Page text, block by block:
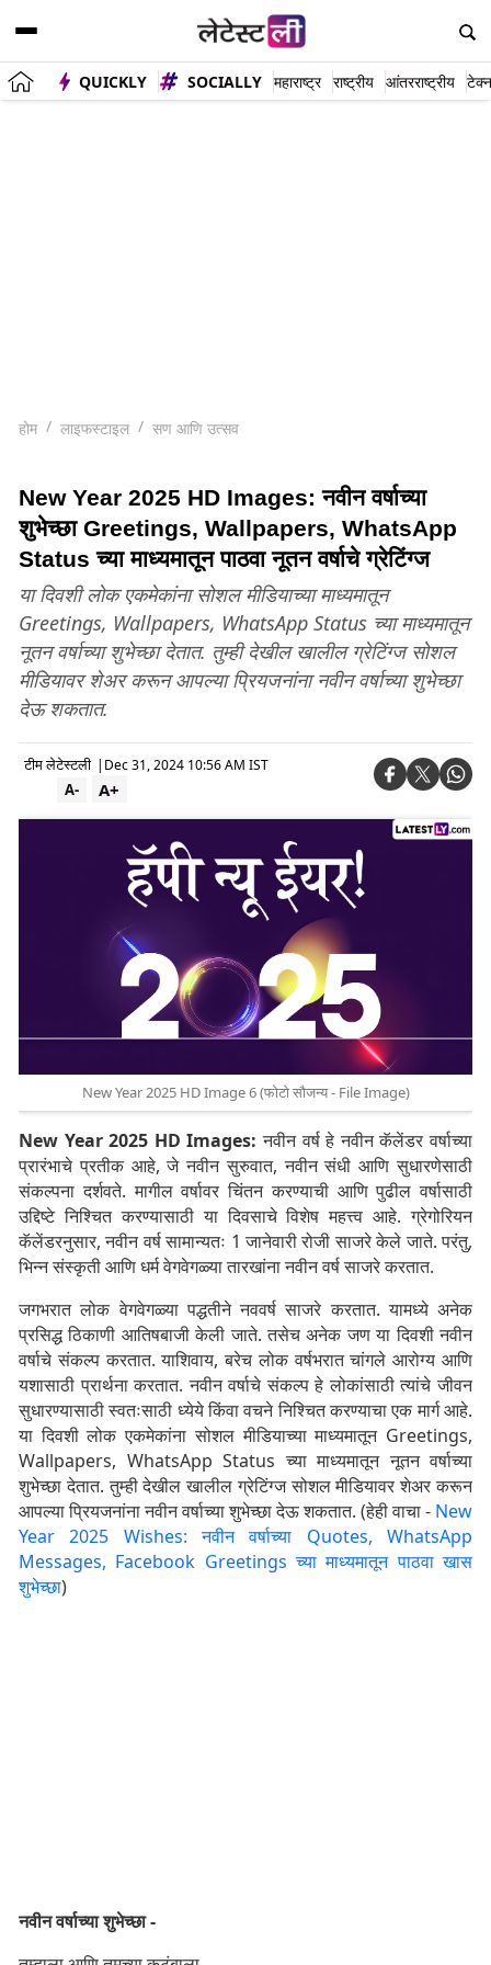
QUICKLY SOCIALLY महाराष्ट्र राष्ट्रीय आंतरराष्ट्रीय
होम लाइफस्टाइल सण आणि उत्सव
New Year 2025 HD Images: नवीन वर्षाच्या
शुभेच्छा Greetings, Wallpapers, WhatsApp
Status च्या माध्यमातून पाठवा नूतन वर्षाचे ग्रेटिंग्ज
या दिवशी लोक एकमेकांना सोशल मीडियाच्या माध्यमातून
Greetings, Wallpapers, WhatsApp Status च्या माध्यमातून
नूतन वर्षाच्या शुभेच्छा देतात. तुम्ही देखील खालील ग्रेटिंग्ज सोशल
मीडियावर शेअर करून आपल्या प्रियजनांना नवीन वर्षाच्या शुभेच्छा
देऊ शकतात.
टीम लेटेस्टली | Dec 31, 2024 10:56 AM IST
A+
A-
New Year 2025 HD Image 6 (फोटो सौजन्य - File Image)
New Year 2025 HD Images: नवीन वर्ष हे नवीन कॅलेंडर वर्षाच्या
प्रारंभाचे प्रतीक आहे, जे नवीन सुरुवात, नवीन संधी आणि सुधारणेसाठी
संकल्पना दर्शवते. मागील वर्षावर चिंतन करण्याची आणि पुढील वर्षासाठी
उद्दिष्टे निश्चित करण्यासाठी या दिवसाचे विशेष महत्त्व आहे. ग्रेगोरियन
कॅलेंडरनुसार, नवीन वर्ष सामान्यतः 1 जानेवारी रोजी साजरे केले जाते. परंतु,
भिन्न संस्कृती आणि धर्म वेगवेगळ्या तारखांना नवीन वर्ष साजरे करतात.
जगभरात लोक वेगवेगळ्या पद्धतीने नववर्ष साजरे करतात. यामध्ये अनेक
प्रसिद्ध ठिकाणी आतिषबाजी केली जाते. तसेच अनेक जण या दिवशी नवीन
वर्षाचे संकल्प करतात. याशिवाय, बरेच लोक वर्षभरात चांगले आरोग्य आणि
यशासाठी प्रार्थना करतात. नवीन वर्षाचे संकल्प हे लोकांसाठी त्यांचे जीवन
सुधारण्यासाठी स्वतःसाठी ध्येये किंवा वचने निश्चित करण्याचा एक मार्ग आहे.
या दिवशी लोक एकमेकांना सोशल मीडियाच्या माध्यमातून Greetings,
Wallpapers, WhatsApp Status च्या माध्यमातून नूतन वर्षाच्या
शुभेच्छा देतात. तुम्ही देखील खालील ग्रेटिंग्ज सोशल मीडियावर शेअर करून
आपल्या प्रियजनांना नवीन वर्षाच्या शुभेच्छा देऊ शकतात. (हेही वाचा - New
Year 2025 Wishes: नवीन वर्षाच्या Quotes, WhatsApp
Messages, Facebook Greetings च्या माध्यमातून पाठवा खास
शुभेच्छा)
नवीन वर्षाच्या शुभेच्छा -